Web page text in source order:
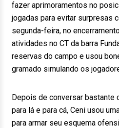
fazer aprimoramentos no
jogadas para evitar surpresas
segunda-feira, no
atividades no CT da barra
reservas do campo e usou
gramado simulando os
Depois de conversar bastante
para lá e para cá, Ceni usou
para armar seu esquema